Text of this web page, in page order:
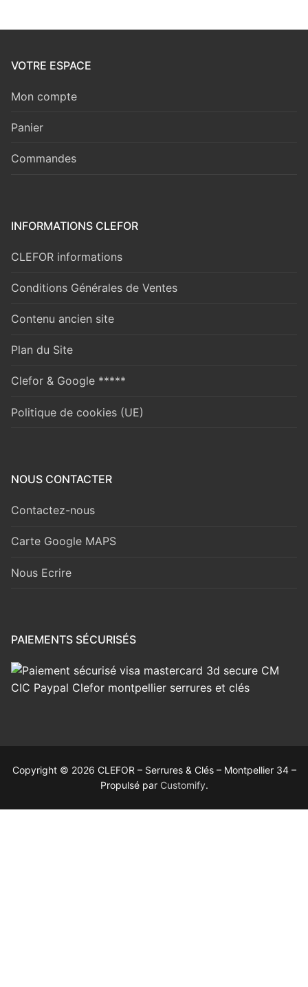
VOTRE ESPACE
Mon compte
Panier
Commandes
INFORMATIONS CLEFOR
CLEFOR informations
Conditions Générales de Ventes
Contenu ancien site
Plan du Site
Clefor & Google *****
Politique de cookies (UE)
NOUS CONTACTER
Contactez-nous
Carte Google MAPS
Nous Ecrire
PAIEMENTS SÉCURISÉS
Copyright © 2026 CLEFOR – Serrures & Clés – Montpellier 34 –
Propulsé par Customify.